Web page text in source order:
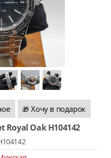
🎁 Хочу в подарок
Royal Oak H104142